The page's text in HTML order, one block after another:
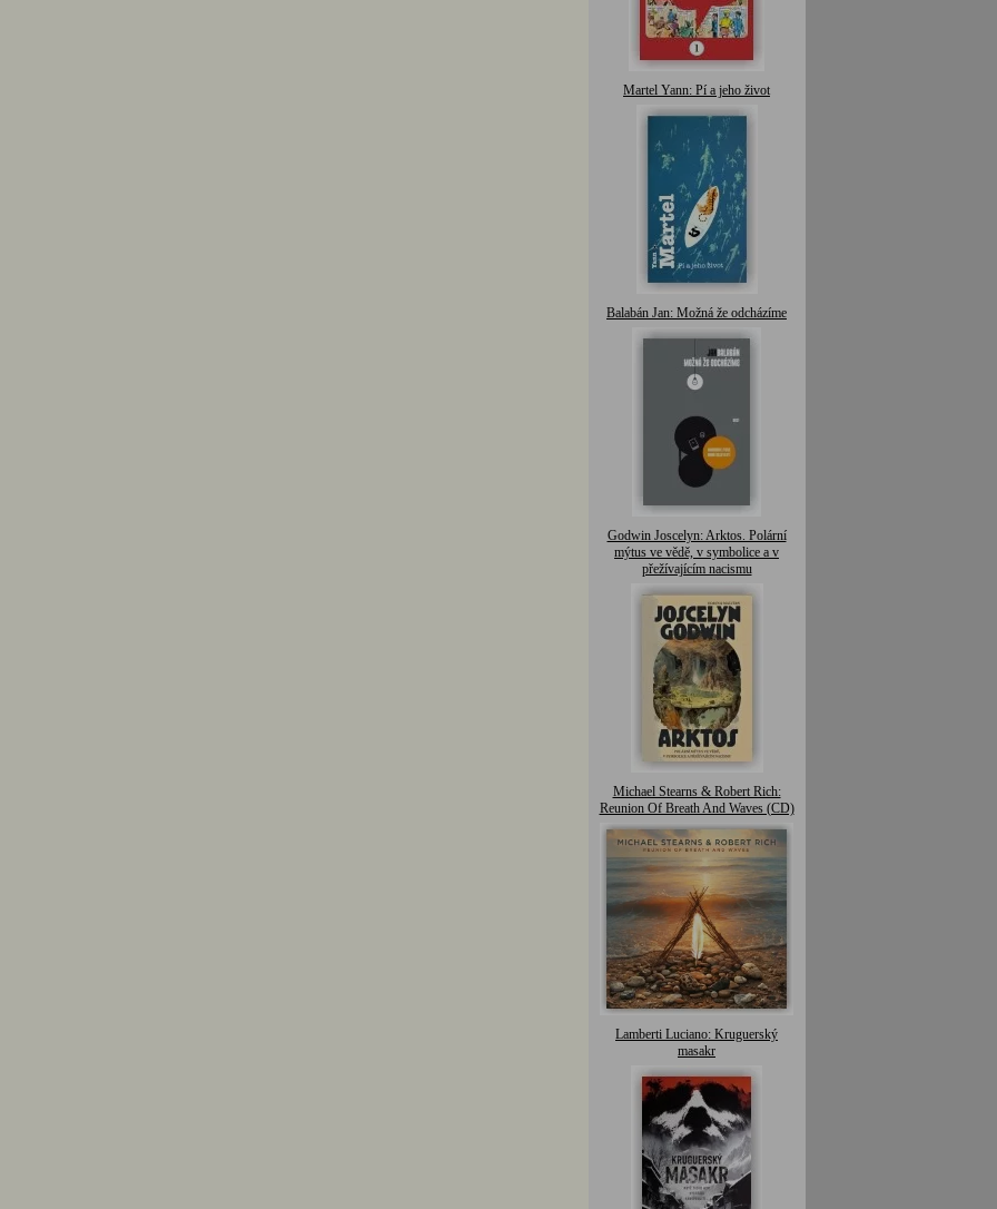
Martel Yann: Pí a jeho život
Balabán Jan: Možná že odcházíme
Godwin Joscelyn: Arktos. Polární
mýtus ve vědě, v symbolice a v
přežívajícím nacismu
Michael Stearns & Robert Rich:
Reunion Of Breath And Waves (CD)
Lamberti Luciano: Kruguerský
masakr